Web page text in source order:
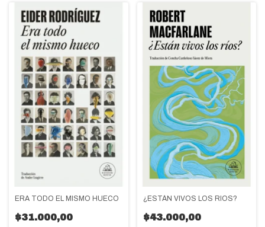
ERA TODO EL MISMO HUECO
$31.000,00
¿ESTÁN VIVOS LOS RIOS?
$43.000,00